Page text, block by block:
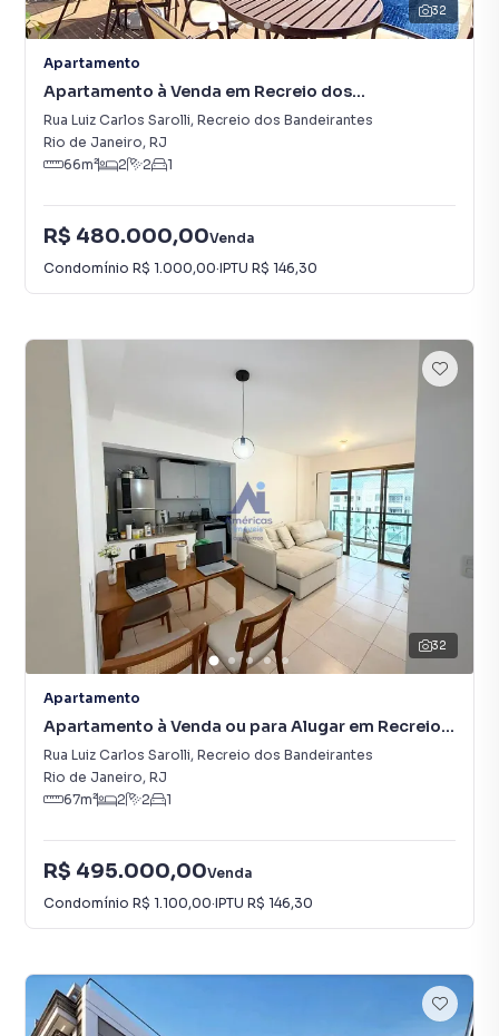
32
Apartamento
Apartamento à Venda em Recreio dos
Bandeirantes
Rua Luiz Carlos Sarolli, Recreio dos Bandeirantes
Rio de Janeiro, RJ
66m² 2 2 1
R$ 480.000,00Venda
Condomínio R$ 1.000,00·IPTU R$ 146,30
32
Apartamento
Apartamento à Venda ou para Alugar em Recreio
dos Bandeirantes
Rua Luiz Carlos Sarolli, Recreio dos Bandeirantes
Rio de Janeiro, RJ
67m² 2 2 1
R$ 495.000,00Venda
Condomínio R$ 1.100,00·IPTU R$ 146,30